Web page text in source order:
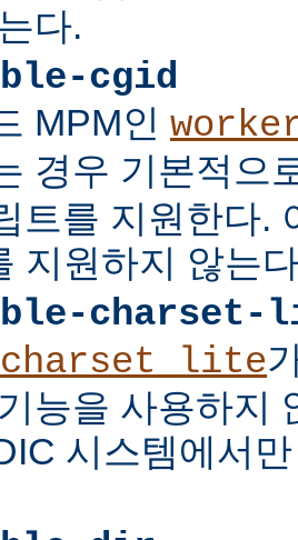
다.
cgid
MPM인
경우 기본적으
트를 지원한다.
지원하지 않는
charset-
능을 사용하지
시스템에서